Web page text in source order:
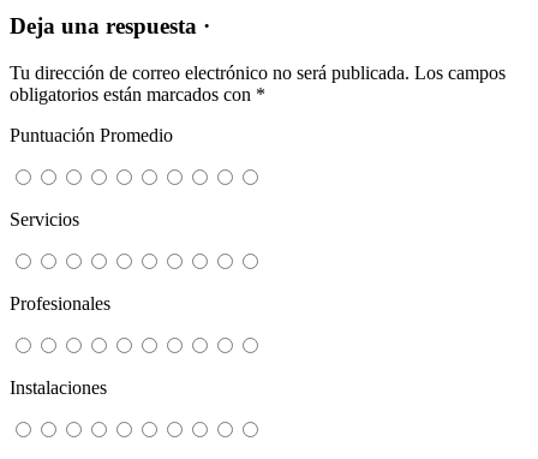
Deja una respuesta ·
Tu dirección de correo electrónico no será publicada. Los campos
obligatorios están marcados con *
Puntuación Promedio
Servicios
Profesionales
Instalaciones